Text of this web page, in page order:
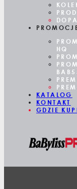
HQ
KATALOG
KONTAKT
GDZIE